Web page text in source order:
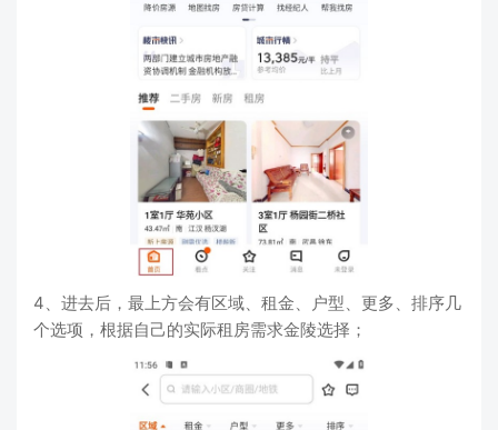
4、进去后，最上方会有区域、租金、户型、更多、排序几
个选项，根据自己的实际租房需求金陵选择；